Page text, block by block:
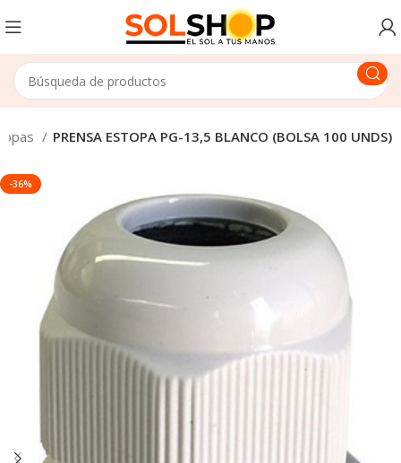
PRENSA ESTOPA PG-13,5 BLANCO (BOLSA 100 UNDS)
-36%